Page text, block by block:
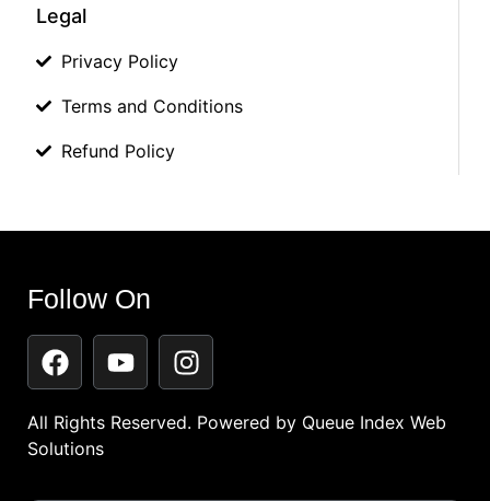
Legal
Privacy Policy
Terms and Conditions
Refund Policy
Follow On
All Rights Reserved. Powered by Queue Index Web
Solutions